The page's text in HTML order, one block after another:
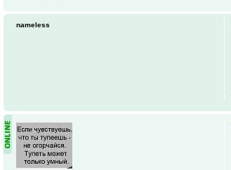
nameless